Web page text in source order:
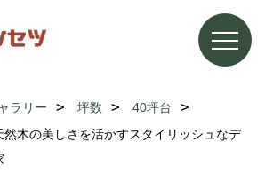
ラリー 坪数
40坪台
木の美しさを活かすスタイリッシュなデ